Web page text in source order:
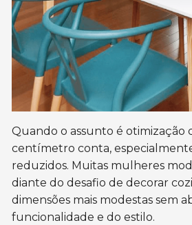
Quando o assunto é otimização
centímetro conta,
reduzidos. Muitas mulheres
diante do desafio de decorar
dimensões mais modestas sem
funcionalidade e do estilo.